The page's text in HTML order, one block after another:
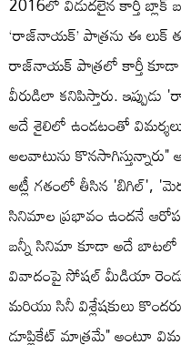
‘రాజ్‌నాయక్’ పాత్రను ఈ లుక్
రాజ్‌నాయక్ పాత్రలో కార్తీ కూడా
వీరుడిలా కనిపిస్తారు.
అదే శైలిలో ఉండటంతో విమర్శలు
అలవాటును కొనసాగిస్తున్నారు"
అట్లీ గతంలో తీసిన 'బిగిల్',
సినిమాల ప్రభావం ఉందనే
బన్నీ సినిమా కూడా అదే బాటలో
వివాదంపై సోషల్ మీడియా
మరియు సినీ విశ్లేషకులు
డూప్లికేట్ మాత్రమే" అంటూ